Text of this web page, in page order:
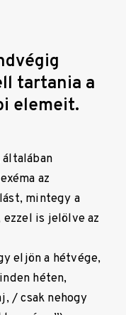
tartania a
elemeit.
az
mintegy a
is jelölve az
eljön a hétvége,
héten,
/ csak nehogy